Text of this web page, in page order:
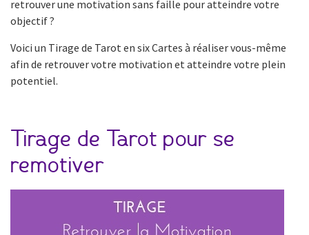
retrouver une motivation sans faille pour atteindre votre
objectif ?
Voici un Tirage de Tarot en six Cartes à réaliser vous-même
afin de retrouver votre motivation et atteindre votre plein
potentiel.
Tirage de Tarot pour se
remotiver